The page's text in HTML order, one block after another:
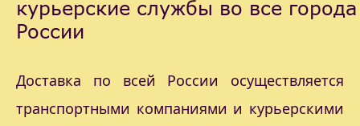
курьерские службы во все города
России
Доставка по всей России осуществляется
транспортными компаниями и курьерскими